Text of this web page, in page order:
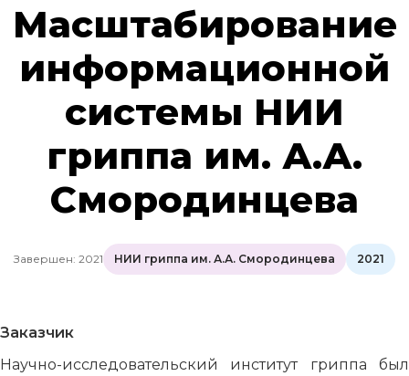
Масштабирование
информационной
системы НИИ
гриппа им. А.А.
Смородинцева
Завершен: 2021 НИИ гриппа им. А.А. Смородинцева 2021
Заказчик
Научно-исследовательский институт гриппа был